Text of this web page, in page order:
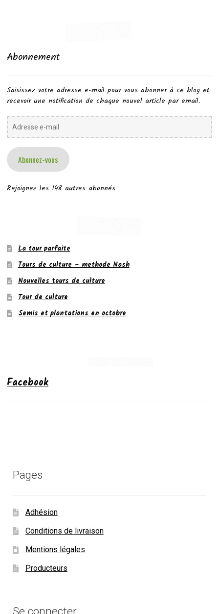
Abonnement
Saisissez votre adresse e-mail pour vous abonner à ce blog et
recevoir une notification de chaque nouvel article par email.
Adresse
e-
Abonnez-vous
Rejoignez les 148 autres abonnés
La tour parfaite
Tours de culture – methode Nash
Nouvelles tours de culture
Tour de culture
Semis et plantations en octobre
Facebook
Pages
Adhésion
Conditions de livraison
Mentions légales
Producteurs
Se connecter